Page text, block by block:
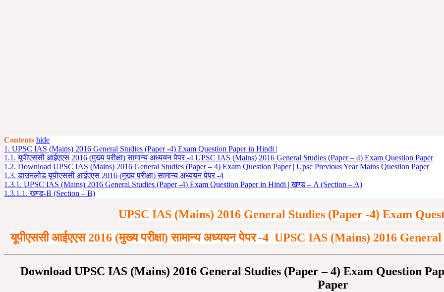
Contents hide
1. UPSC IAS (Mains) 2016 General Studies (Paper -4) Exam Question Paper in Hindi |
1.1. यूपीएससी आईएएस 2016 (मुख्य परीक्षा) सामान्य अध्ययन पेपर -4 UPSC IAS (Mains) 2016 General Studies (Paper – 4) Exam Question Paper
1.2. Download UPSC IAS (Mains) 2016 General Studies (Paper – 4) Exam Question Paper | Upsc Previous Year Mains Question Paper
1.3. डाउनलोड यूपीएससी आईएएस 2016 (मुख्य परीक्षा) सामान्य अध्ययन पेपर -4
1.3.1. UPSC IAS (Mains) 2016 General Studies (Paper -4) Exam Question Paper in Hindi | खण्ड – A (Section – A)
1.3.1.1. खण्ड-B (Section – B)
UPSC IAS (Mains) 2016 General Studies (Paper -4) Exam
यूपीएससी आईएएस2016 (मुख्य परीक्षा) सामान्य अध्ययन पेपर -4 UPSC IAS (Mains) 2016
Download UPSC IAS (Mains) 2016 General Studies (Paper – 4) Exam Question
Paper